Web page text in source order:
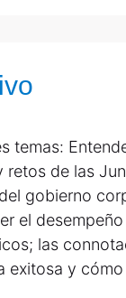
temas:
de las
gobierno
el
las
exitosa y